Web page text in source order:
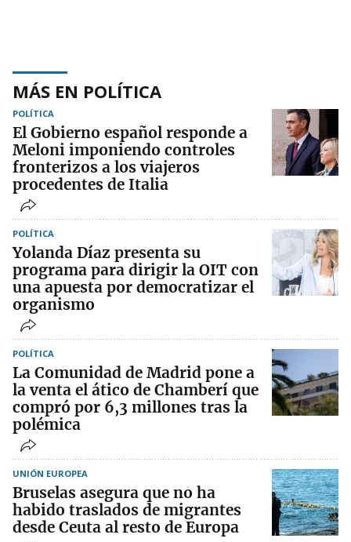
MÁS EN POLÍTICA
POLÍTICA
El Gobierno español responde a
Meloni imponiendo controles
fronterizos a los viajeros
procedentes de Italia
POLÍTICA
Yolanda Díaz presenta su
programa para dirigir la OIT con
una apuesta por democratizar el
organismo
POLÍTICA
La Comunidad de Madrid pone a
la venta el ático de Chamberí que
compró por 6,3 millones tras la
polémica
UNIÓN EUROPEA
Bruselas asegura que no ha
habido traslados de migrantes
desde Ceuta al resto de Europa